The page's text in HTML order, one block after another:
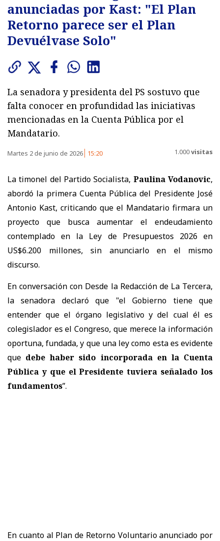
anunciadas por Kast: "El Plan
Retorno parece ser el Plan
Devuélvase Solo"
La senadora y presidenta del PS sostuvo que
falta conocer en profundidad las iniciativas
mencionadas en la Cuenta Pública por el
Mandatario.
Martes 2 de junio de 2026 15:20 1.000visitas
La timonel del Partido Socialista, Paulina Vodanovic,
abordó la primera Cuenta Pública del Presidente José
Antonio Kast, criticando que el Mandatario firmara un
proyecto que busca aumentar el endeudamiento
contemplado en la Ley de Presupuestos 2026 en
US$6.200 millones, sin anunciarlo en el mismo
discurso.
En conversación con Desde la Redacción de La Tercera,
la senadora declaró que "el Gobierno tiene que
entender que el órgano legislativo y del cual él es
colegislador es el Congreso, que merece la información
oportuna, fundada, y que una ley como esta es evidente
que debe haber sido incorporada en la Cuenta
Pública y que el Presidente tuviera señalado los
fundamentos”.
En cuanto al Plan de Retorno Voluntario anunciado por